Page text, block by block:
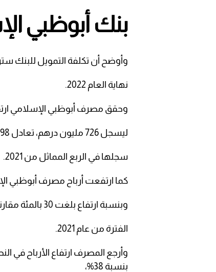
بنك أبوظبي
وأوضح أن تكلفة التمويل للبنك سترتفع من 35 نقطة أساس حاليا
نهاية العام 2022.
وحقق مصرف أبوظبي الإسلامي ارتفاع في
ليسجل 726 مليون درهم، تعادل 198 مليون دولار، بالمقارنة مع 501 مليون درهم كانت قد
سجلها في الربع المماثل من 2021.
كما ارتفعت أرباح مصرف أبوظبي الإسلامي، إلى 1.4 مليار درهم
وبنسبة ارتفاع بلغت 30 بالمئة مقارنة بأرباح قدرها 1.108 مليار درهم تم تحقيقها خلال نفس
الفترة من عام 2021.
وأرجع المصرف ارتفاع الأرباح في
بنسبة 38%،